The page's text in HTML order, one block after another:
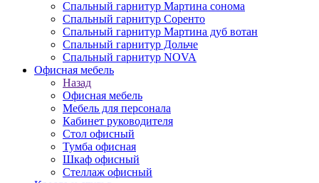
Спальный гарнитур Мартина сонома
Спальный гарнитур Соренто
Спальный гарнитур Мартина дуб вотан
Спальный гарнитур Дольче
Спальный гарнитур NOVA
Офисная мебель
Назад
Офисная мебель
Мебель для персонала
Кабинет руководителя
Стол офисный
Тумба офисная
Шкаф офисный
Стеллаж офисный